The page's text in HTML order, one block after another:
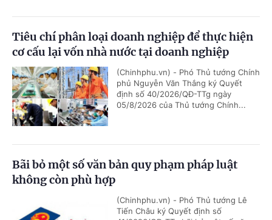
Tiêu chí phân loại doanh nghiệp để thực hiện
cơ cấu lại vốn nhà nước tại doanh nghiệp
(Chinhphu.vn) - Phó Thủ tướng Chính
phủ Nguyễn Văn Thắng ký Quyết
định số 40/2026/QĐ-TTg ngày
05/8/2026 của Thủ tướng Chính...
Bãi bỏ một số văn bản quy phạm pháp luật
không còn phù hợp
(Chinhphu.vn) - Phó Thủ tướng Lê
Tiến Châu ký Quyết định số